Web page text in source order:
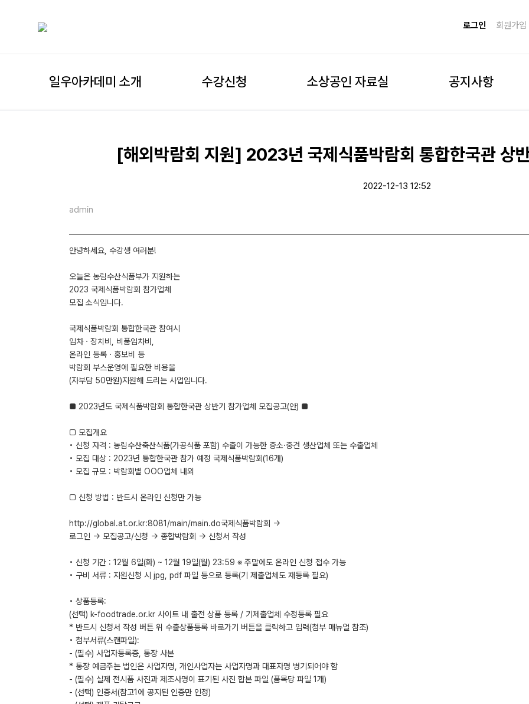
로그인 회원가입
일우아카데미 소개 수강신청 소상공인 자료실 공지사항
[해외박람회 지원] 2023년 국제식품박람회 통합한국관 상
2022-12-13 12:52
admin
안녕하세요, 수강생 여러분!
오늘은 농림수산식품부가 지원하는
2023 국제식품박람회 참가업체
모집 소식입니다.
국제식품박람회 통합한국관 참여시
임차ㆍ장치비, 비품임차비,
온라인 등록ㆍ홍보비 등
박람회 부스운영에 필요한 비용을
(자부담 50만원)지원해 드리는 사업입니다.
■ 2023년도 국제식품박람회 통합한국관 상반기 참가업체 모집공고(안) ■
□ 모집개요
◦ 신청 자격 : 농림수산축산식품(가공식품 포함) 수출이 가능한 중소·중견 생산업체 또는 수출업체
◦ 모집 대상 : 2023년 통합한국관 참가 예정 국제식품박람회(16개)
◦ 모집 규모 : 박람회별 OOO업체 내외
□ 신청 방법 : 반드시 온라인 신청만 가능
http://global.at.or.kr:8081/main/main.do국제식품박람회 →
로그인 → 모집공고/신청 → 종합박람회 → 신청서 작성
◦ 신청 기간 : 12월 6일(화) ~ 12월 19일(월) 23:59 ※ 주말에도 온라인 신청 접수 가능
◦ 구비 서류 : 지원신청 시 jpg, pdf 파일 등으로 등록(기 제출업체도 재등록 필요)
◦ 상품등록:
(선택) k-foodtrade.or.kr 사이트 내 출전 상품 등록 / 기제출업체 수정등록 필요
* 반드시 신청서 작성 버튼 위 수출상품등록 바로가기 버튼을 클릭하고 입력(첨부 매뉴얼 참조)
◦ 첨부서류(스캔파일):
- (필수) 사업자등록증, 통장 사본
* 통장 예금주는 법인은 사업자명, 개인사업자는 사업자명과 대표자명 병기되어야 함
- (필수) 실제 전시품 사진과 제조사명이 표기된 사진 합본 파일 (품목당 파일 1개)
- (선택) 인증서(참고1에 공지된 인증만 인정)